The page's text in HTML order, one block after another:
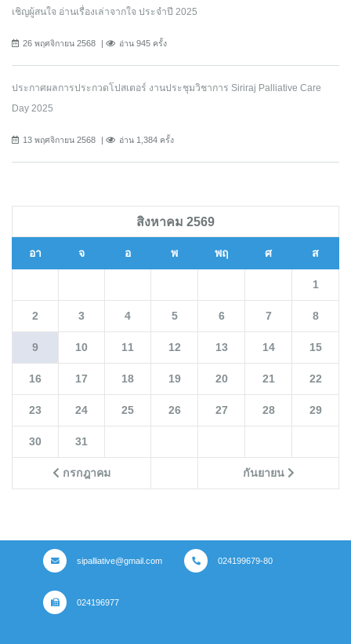
เชิญผู้สนใจ อ่านเรื่องเล่าจากใจ ประจำปี 2025
26 พฤศจิกายน 2568 อ่าน 945 ครั้ง
ประกาศผลการประกวดโปสเตอร์ งานประชุมวิชาการ Siriraj Palliative Care
Day 2025
13 พฤศจิกายน 2568 อ่าน 1,384 ครั้ง
สิงหาคม 2569
อา จ อ พ พฤ ศ ส
กรกฎาคม กันยายน
1
2 3 4 5 6 7 8
9 10 11 12 13 14 15
16 17 18 19 20 21 22
23 24 25 26 27 28 29
30 31
sipalliative@gmail.com 024199679-80
024196977